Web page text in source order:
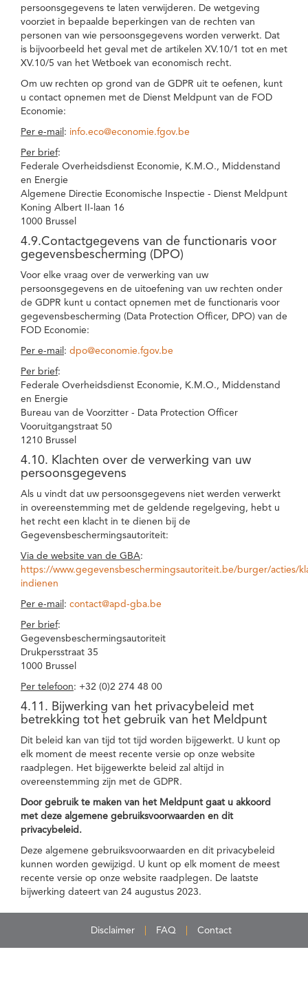
persoonsgegevens te laten verwijderen. De wetgeving
voorziet in bepaalde beperkingen van de rechten van
personen van wie persoonsgegevens worden verwerkt. Dat
is bijvoorbeeld het geval met de artikelen XV.10/1 tot en met
XV.10/5 van het Wetboek van economisch recht.
Om uw rechten op grond van de GDPR uit te oefenen, kunt
u contact opnemen met de Dienst Meldpunt van de FOD
Economie:
Per e-mail : info.eco@economie.fgov.be
Per brief:
Federale Overheidsdienst Economie, K.M.O., Middenstand
en Energie
Algemene Directie Economische Inspectie - Dienst Meldpunt
Koning Albert II-laan 16
1000 Brussel
4.9.Contactgegevens van de functionaris voor
gegevensbescherming (DPO)
Voor elke vraag over de verwerking van uw
persoonsgegevens en de uitoefening van uw rechten onder
de GDPR kunt u contact opnemen met de functionaris voor
gegevensbescherming (Data Protection Officer, DPO) van de
FOD Economie:
Per e-mail : dpo@economie.fgov.be
Per brief:
Federale Overheidsdienst Economie, K.M.O., Middenstand
en Energie
Bureau van de Voorzitter - Data Protection Officer
Vooruitgangstraat 50
1210 Brussel
4.10. Klachten over de verwerking van uw
persoonsgegevens
Als u vindt dat uw persoonsgegevens niet werden verwerkt
in overeenstemming met de geldende regelgeving, hebt u
het recht een klacht in te dienen bij de
Gegevensbeschermingsautoriteit:
Via de website van de GBA:
https://www.gegevensbeschermingsautoriteit.be/burger/acties/
indienen
Per e-mail : contact@apd-gba.be
Per brief:
Gegevensbeschermingsautoriteit
Drukpersstraat 35
1000 Brussel
Per telefoon: +32 (0)2 274 48 00
4.11. Bijwerking van het privacybeleid met
betrekking tot het gebruik van het Meldpunt
Dit beleid kan van tijd tot tijd worden bijgewerkt. U kunt op
elk moment de meest recente versie op onze website
raadplegen. Het bijgewerkte beleid zal altijd in
overeenstemming zijn met de GDPR.
Door gebruik te maken van het Meldpunt gaat u akkoord
met deze algemene gebruiksvoorwaarden en dit
privacybeleid.
Deze algemene gebruiksvoorwaarden en dit privacybeleid
kunnen worden gewijzigd. U kunt op elk moment de meest
recente versie op onze website raadplegen. De laatste
bijwerking dateert van 24 augustus 2023.
Disclaimer FAQ Contact